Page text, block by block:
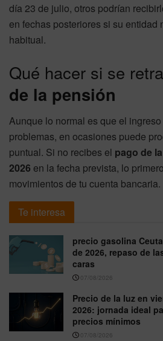
día 23 de julio, otros podrían
en fechas posteriores si su entidad
habitual.
Qué hacer si se
de la pensión
Aunque lo normal es que el
problemas, en ocasiones puede
puntual. Si no recibes el pago de
2026 en la fecha prevista, lo
movimientos de tu cuenta bancaria.
Te interesa
precio gasolina
de 2026, repaso de
caras
07/08/2026
Precio de la luz en
2026: jornada ideal
precios mínimos
07/08/2026